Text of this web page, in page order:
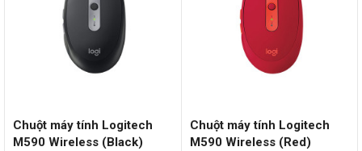
Chuột máy tính Logitech
M590 Wireless (Black)
Chuột máy tính Logitech
M590 Wireless (Red)